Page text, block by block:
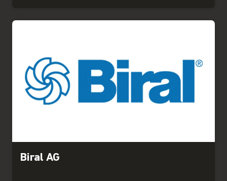
Biral AG